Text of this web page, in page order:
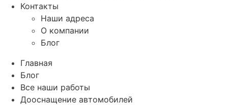
Контакты
Наши адреса
О компании
Блог
Главная
Блог
Все наши работы
Дооснащение автомобилей